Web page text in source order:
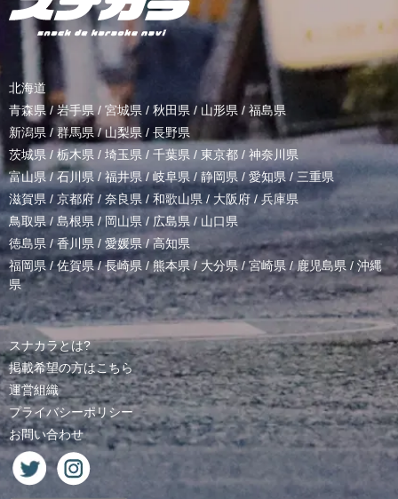
北海道
青森県 / 岩手県/ 宮城県 / 秋田県 / 山形県/ 福島県
新潟県 /群馬県/山梨県 / 長野県
茨城県 / 栃木県 / 埼玉県 / 千葉県 / 東京都 / 神奈川県
富山県 /石川県/福井県/岐阜県 / 静岡県 / 愛知県 / 三重県
滋賀県 / 京都府 / 奈良県 / 和歌山県/ 大阪府 /兵庫県
鳥取県/ 島根県 /岡山県/ 広島県 / 山口県
徳島県 /香川県 / 愛媛県/高知県
福岡県/佐賀県/長崎県 /熊本県/ 大分県/宮崎県 /鹿児島県 / 沖縄
県
スナカラとは?
掲載希望の方はこちら
運営組織
プライバシーポリシー
お問い合わせ